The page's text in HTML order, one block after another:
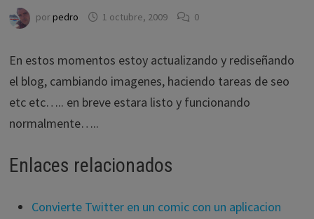
porpedro 1 octubre, 2009 0
En estos momentos estoy actualizando y rediseñando
el blog, cambiando imagenes, haciendo tareas de seo
etc etc….. en breve estara listo y funcionando
normalmente…..
Enlaces relacionados
Convierte Twitter en un comic con un aplicacion